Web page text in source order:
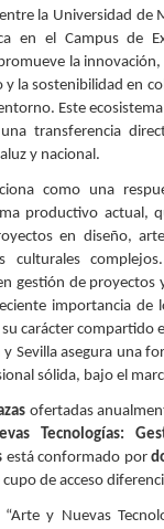
la Universidad de
en el Campus de
la
y la sostenibilidad en
Este
transferencia
y nacional.
como una
productivo actual,
en diseño,
culturales
gestión de proyectos
importancia de
carácter compartido
Sevilla asegura una
sólida, bajo el
ofertadas
Tecnologías:
está conformado por
de acceso
“Arte y Nuevas